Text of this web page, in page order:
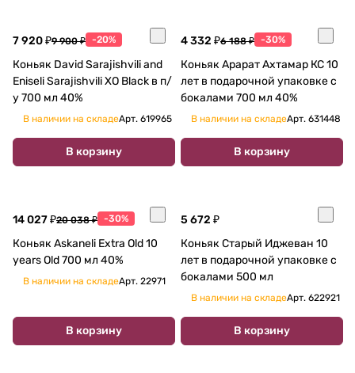
7 920 ₽9 900 ₽ -20%
Коньяк David Sarajishvili and
Eniseli Sarajishvili XO Black в п/
у 700 мл 40%
В наличии на складеАрт. 619965
В корзину
4 332 ₽6 188 ₽ -30%
Коньяк Арарат Ахтамар КС 10
лет в подарочной упаковке с
бокалами 700 мл 40%
В наличии на складеАрт. 631448
В корзину
14 027 ₽20 038 ₽ -30%
Коньяк Askaneli Extra Old 10
years Old 700 мл 40%
В наличии на складеАрт. 22971
В корзину
5 672 ₽
Коньяк Старый Иджеван 10
лет в подарочной упаковке с
бокалами 500 мл
В наличии на складеАрт. 622921
В корзину